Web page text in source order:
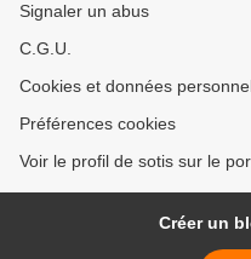
Signaler un abus
C.G.U.
Cookies et données
Préférences cookies
Voir le profil de sotis sur le
Créer un